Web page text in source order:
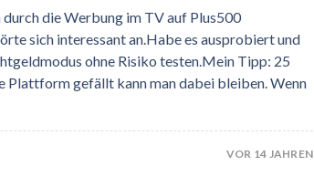
die Werbung im TV auf Plus500
sich interessant an.Habe es ausprobiert und
ohne Risiko testen.Mein Tipp: 25
Plattform gefällt kann man dabei bleiben. Wenn
VOR 14 JAHREN